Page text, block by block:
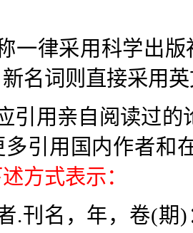
一律采用科学出
名词则直接采用
引用亲自阅读过
引用国内作者和
方式表示：
.刊名，年，卷(期